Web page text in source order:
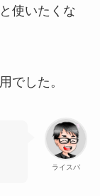
使いたくな
でした。
ライスパ